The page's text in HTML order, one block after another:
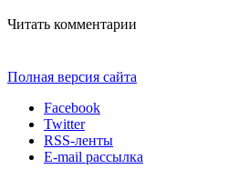
Читать комментарии
Полная версия сайта
Facebook
Twitter
RSS-ленты
E-mail рассылка